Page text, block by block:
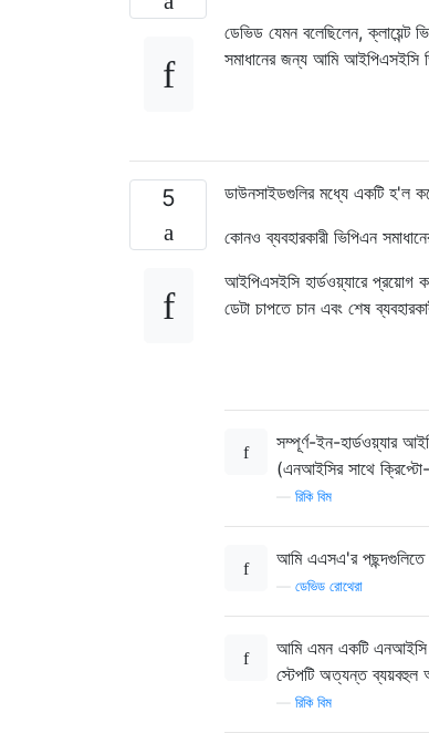
ডেভিড যেমন বলেছিলেন,
সমাধানের জন্য আমি আইপিএসইসি
5
ডাউনসাইডগুলির মধ্যে একটি হ'ল
কোনও ব্যবহারকারী ভিপিএন
আইপিএসইসি হার্ডওয়্যারে
ডেটা চাপতে চান এবং শেষ
সম্পূর্ণ-ইন-হার্ডওয়্যার
(এনআইসির সাথে
রিকি বিম
আমি এএসএ'র পছন্দগুলিতে
ডেভিড রোথেরা
আমি এমন একটি এনআইসি
স্টেপটি অত্যন্ত ব্যয়বহুল
রিকি বিম